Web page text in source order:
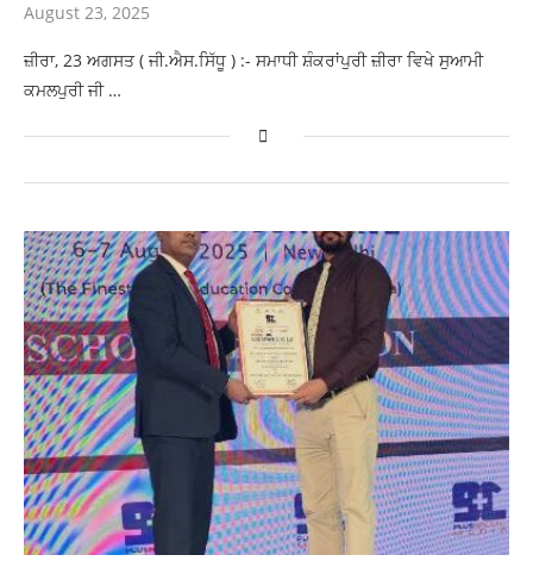
August 23, 2025
ਜ਼ੀਰਾ, 23 ਅਗਸਤ ( ਜੀ.ਐਸ.ਸਿੱਧੂ ) :- ਸਮਾਧੀ ਸ਼ੰਕਰਾਂਪੁਰੀ ਜ਼ੀਰਾ ਵਿਖੇ ਸੁਆਮੀ
ਕਮਲਪੁਰੀ ਜੀ …